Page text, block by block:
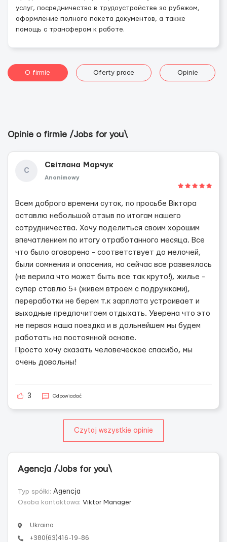
услуг, посредничество в трудоустройстве за рубежом,
оформление полного пакета документов, а также
помощь с трансфером к работе.
O firmie Oferty prace Opinie
Opinie o firmie /Jobs for you\
С
Світлана Марчук
Anonimowy
Всем доброго времени суток, по просьбе Віктора
оставлю небольшой отзыв по итогам нашего
сотрудничества. Хочу поделиться своим хорошим
впечатлением по итогу отработанного месяца. Все
что было оговорено - соответствует до мелочей,
были сомнения и опасения, но сейчас все развеялось
(не верила что может быть все так круто!), жилье -
супер ставлю 5+ (живем втроем с подружками),
переработки не берем т.к зарплата устраивает и
выходные предпочитаем отдыхать. Уверена что это
не первая наша поездка и в дальнейшем мы будем
работать на постоянной основе.
Просто хочу сказать человеческое спасибо, мы
очень довольны!
3 Odpowiadać
Czytaj wszystkie opinie
Agencja /Jobs for you\
Typ spółki: Agencja
Osoba kontaktowa: Viktor Manager
Ukraina
+380(63)416-19-86